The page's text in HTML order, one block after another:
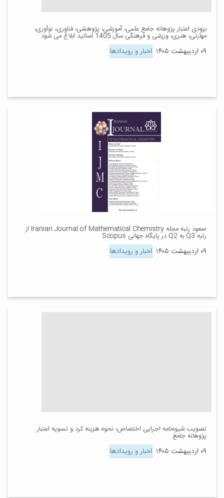
بزودی اعتبار پژوهانه جامع علمی، آموزشی، پژوهشی، فناوری، نوآوری،
مهارتی، هنری، ورزشی و فرهنگی سال 1405 اساتید ابلاغ می شود
۰۹ اردیبهشت ۱۴۰۵ اخبار و رویدادها
صعود رتبه مجله Iranian Journal of Mathematical Chemistry از
رتبه Q3 به Q2 در پایگاه جهانی Scopus
۰۹ اردیبهشت ۱۴۰۵ اخبار و رویدادها
تصویب شیوه‌نامه اجرایی اختصاص، نحوه هزینه کرد و تسویه اعتبار
پژوهانه جامع
۰۹ اردیبهشت ۱۴۰۵ اخبار و رویدادها